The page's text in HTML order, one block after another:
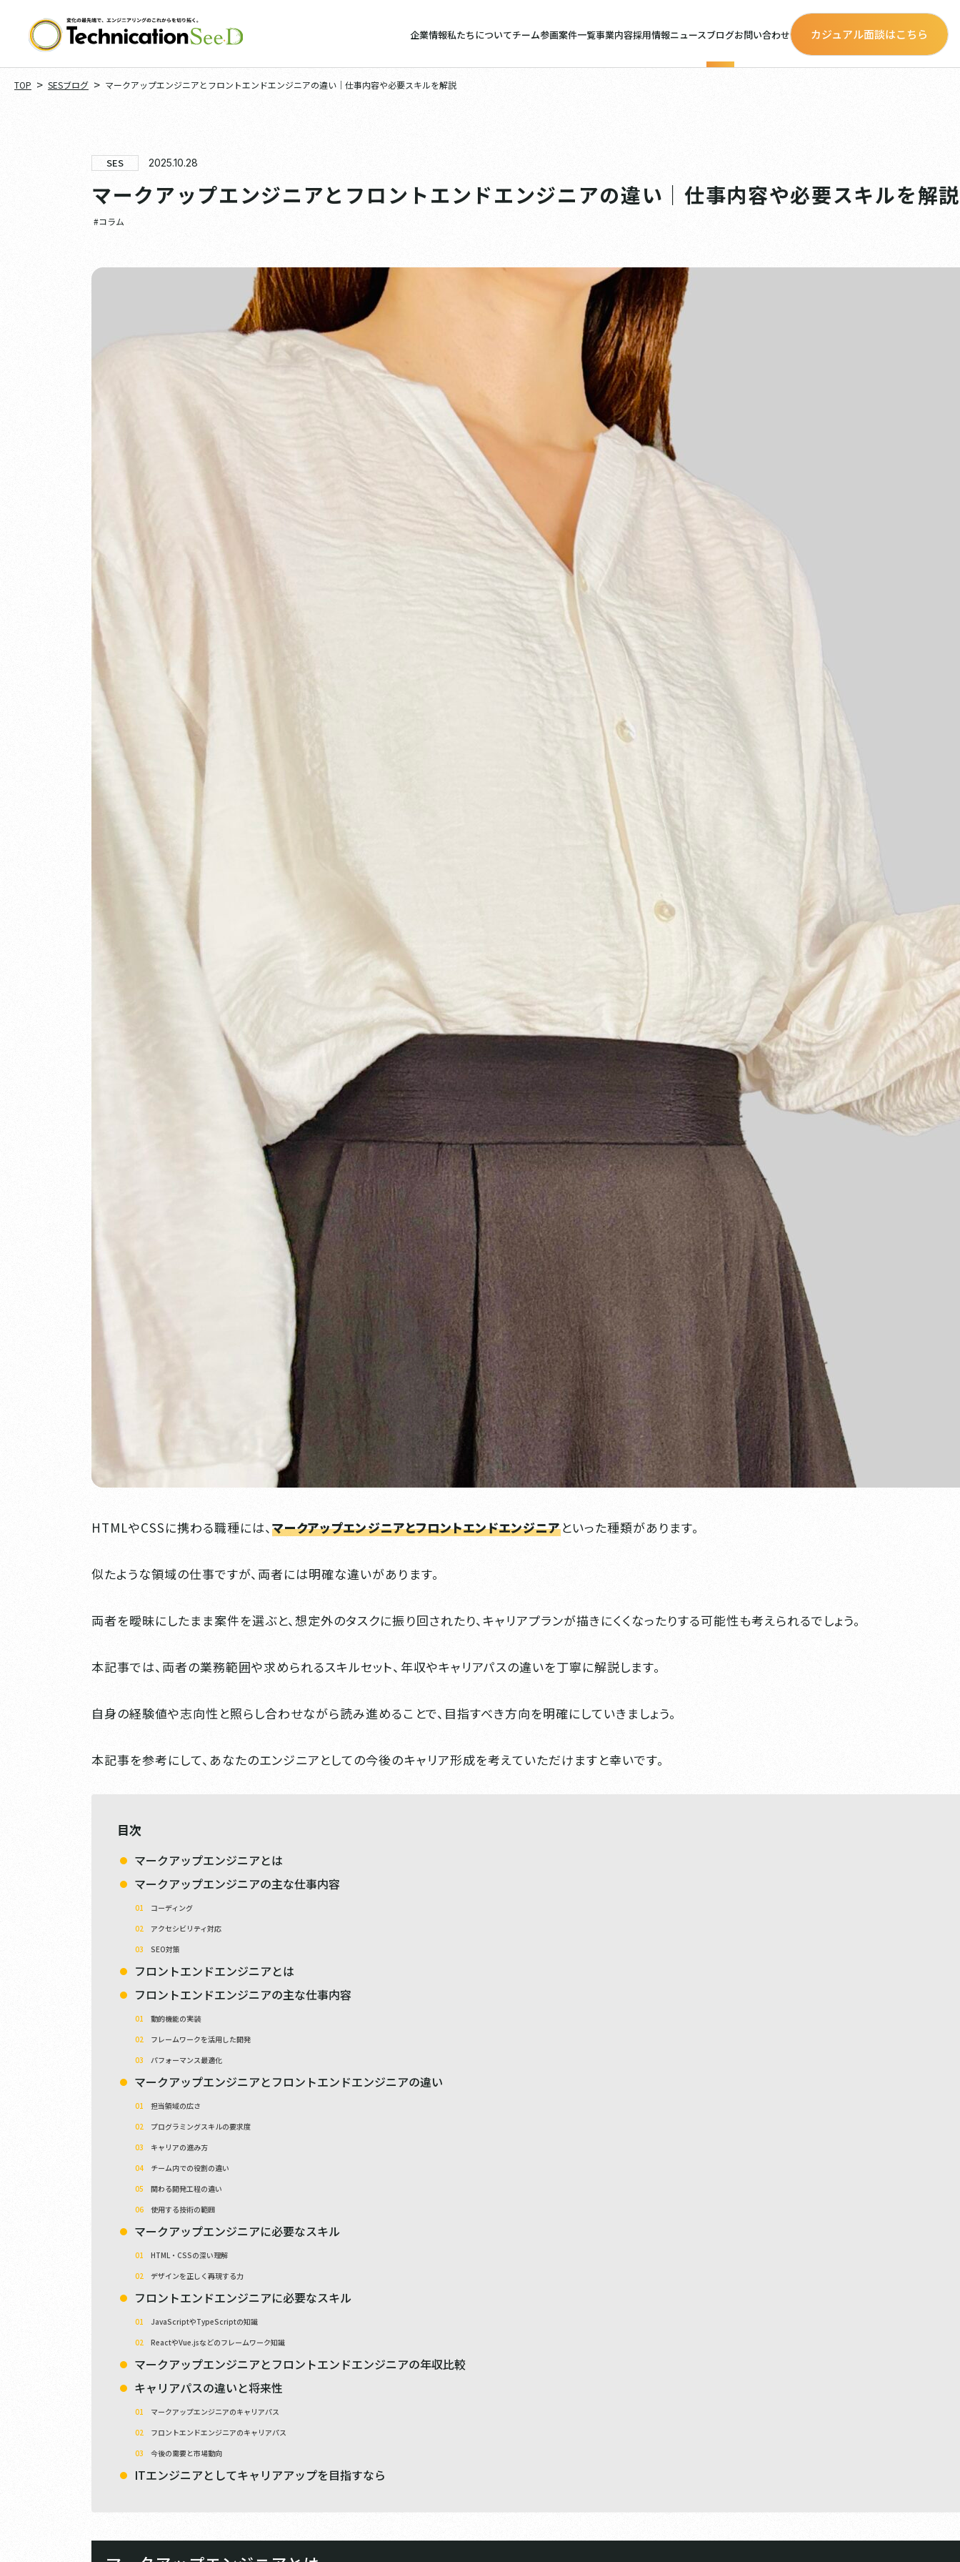
企業情報私たちについてチーム参画案件一覧事業内容採用情報ニュースブログお問い合わせ カジュアル面談はこちら
TOP > SESブログ > マークアップエンジニアとフロントエンドエンジニアの違い｜仕事内容や必要スキルを解説
SES 2025.10.28
マークアップエンジニアとフロントエンドエンジニアの違い｜仕事内容や必要スキルを解説
#コラム
HTMLやCSSに携わる職種には、マークアップエンジニアとフロントエンドエンジニアといった種類があります。
似たような領域の仕事ですが、両者には明確な違いがあります。
両者を曖昧にしたまま案件を選ぶと、想定外のタスクに振り回されたり、キャリアプランが描きにくくなったりする可能性も考えられるでしょう。
本記事では、両者の業務範囲や求められるスキルセット、年収やキャリアパスの違いを丁寧に解説します。
自身の経験値や志向性と照らし合わせながら読み進めることで、目指すべき方向を明確にしていきましょう。
本記事を参考にして、あなたのエンジニアとしての今後のキャリア形成を考えていただけますと幸いです。
目次
マークアップエンジニアとは
マークアップエンジニアの主な仕事内容
コーディング
アクセシビリティ対応
SEO対策
フロントエンドエンジニアとは
フロントエンドエンジニアの主な仕事内容
動的機能の実装
フレームワークを活用した開発
パフォーマンス最適化
マークアップエンジニアとフロントエンドエンジニアの違い
担当領域の広さ
プログラミングスキルの要求度
キャリアの進み方
チーム内での役割の違い
関わる開発工程の違い
使用する技術の範囲
マークアップエンジニアに必要なスキル
HTML・CSSの深い理解
デザインを正しく再現する力
フロントエンドエンジニアに必要なスキル
JavaScriptやTypeScriptの知識
ReactやVue.jsなどのフレームワーク知識
マークアップエンジニアとフロントエンドエンジニアの年収比較
キャリアパスの違いと将来性
マークアップエンジニアのキャリアパス
フロントエンドエンジニアのキャリアパス
今後の需要と市場動向
ITエンジニアとしてキャリアアップを目指すなら